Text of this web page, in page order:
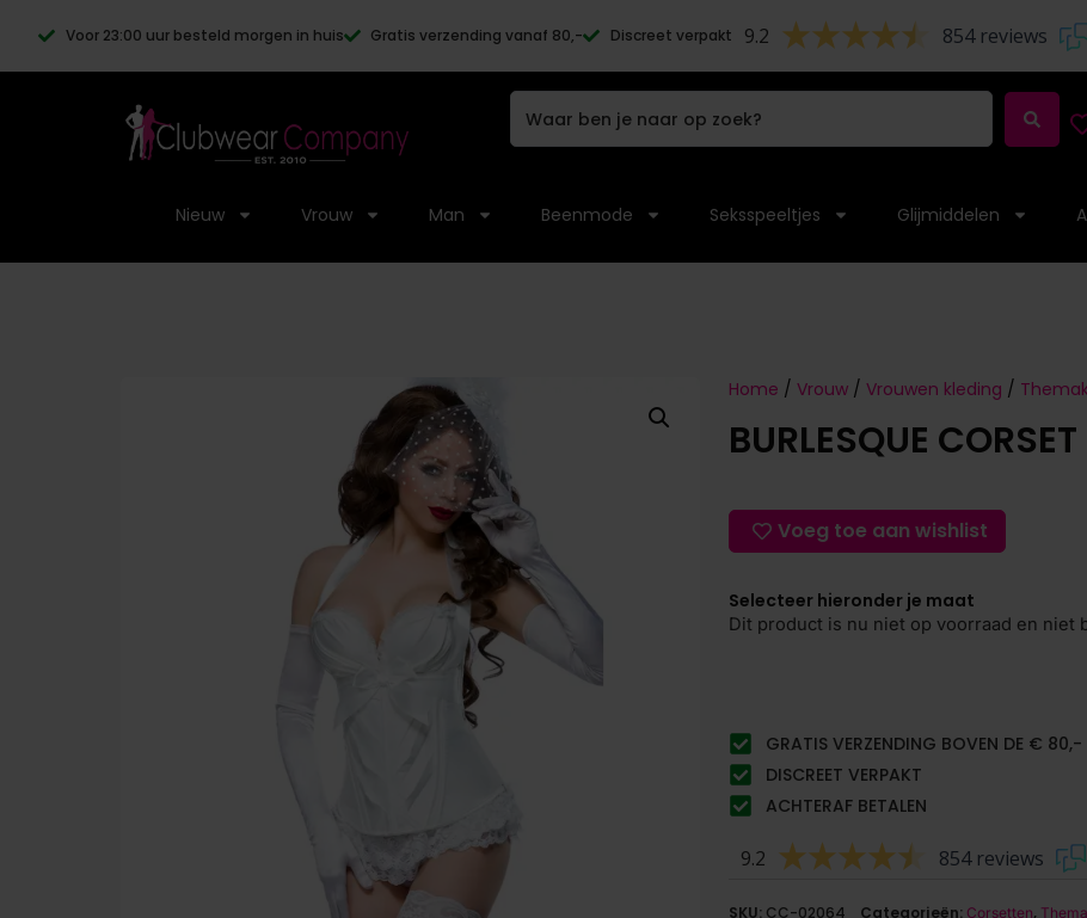
Voor 23:00 uur besteld morgen in huis Gratis verzending vanaf 80,- Discreet verpakt 9.2 854 reviews
Nieuw Vrouw Man Beenmode Seksspeeltjes Glijmiddelen
Home / Vrouw/ Vrouwen kleding /
BURLESQUE
Voeg toe aan wishlist
Selecteer hieronder je maat
Dit product is nu niet op voorraad en niet
GRATIS VERZENDING BOVEN DE € 80,-
DISCREET VERPAKT
ACHTERAF BETALEN
9.2 854 reviews
SKU: CC-02064 Categorieën: Corsetten,